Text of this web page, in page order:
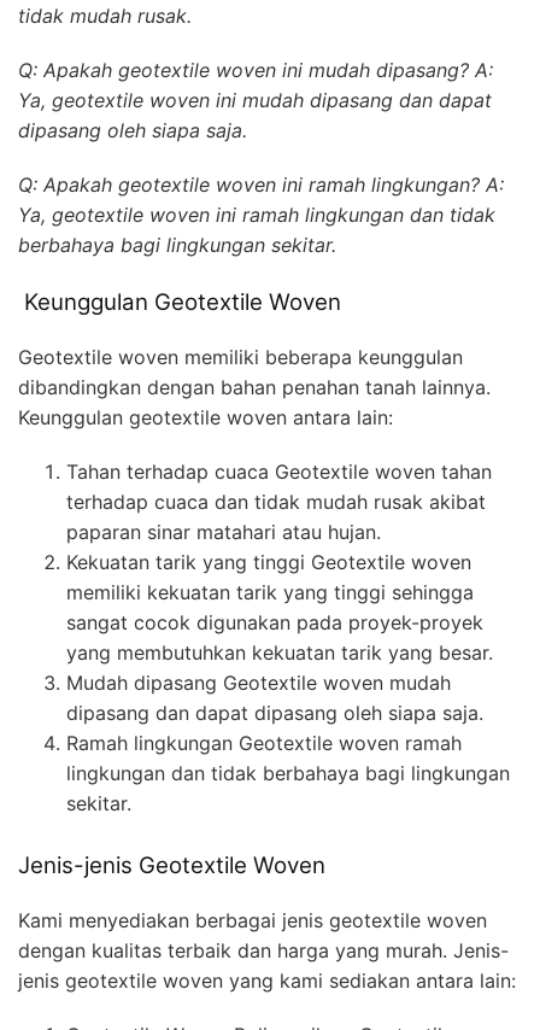
tidak mudah rusak.
Q: Apakah geotextile woven ini mudah dipasang? A:
Ya, geotextile woven ini mudah dipasang dan dapat
dipasang oleh siapa saja.
Q: Apakah geotextile woven ini ramah lingkungan? A:
Ya, geotextile woven ini ramah lingkungan dan tidak
berbahaya bagi lingkungan sekitar.
Keunggulan Geotextile Woven
Geotextile woven memiliki beberapa keunggulan
dibandingkan dengan bahan penahan tanah lainnya.
Keunggulan geotextile woven antara lain:
Tahan terhadap cuaca Geotextile woven tahan
terhadap cuaca dan tidak mudah rusak akibat
paparan sinar matahari atau hujan.
Kekuatan tarik yang tinggi Geotextile woven
memiliki kekuatan tarik yang tinggi sehingga
sangat cocok digunakan pada proyek-proyek
yang membutuhkan kekuatan tarik yang besar.
Mudah dipasang Geotextile woven mudah
dipasang dan dapat dipasang oleh siapa saja.
Ramah lingkungan Geotextile woven ramah
lingkungan dan tidak berbahaya bagi lingkungan
sekitar.
Jenis-jenis Geotextile Woven
Kami menyediakan berbagai jenis geotextile woven
dengan kualitas terbaik dan harga yang murah. Jenis-
jenis geotextile woven yang kami sediakan antara lain: